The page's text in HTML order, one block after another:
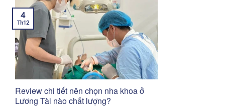
Review chi tiết nên chọn nha khoa ở
Lương Tài nào chất lượng?
4
Th12